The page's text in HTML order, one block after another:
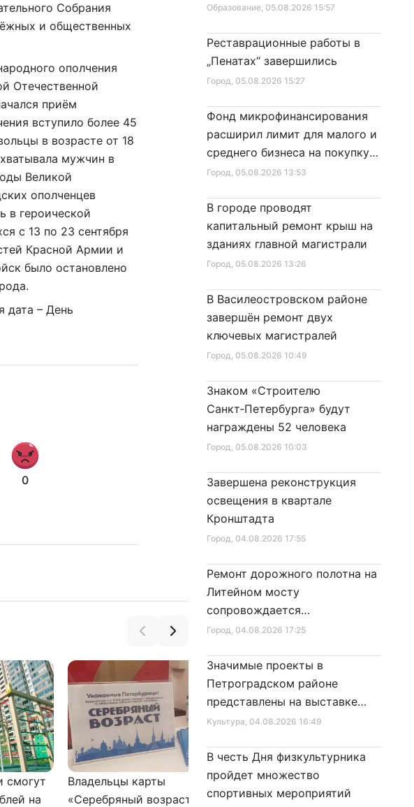
Собрания
и общественных
ополчения
Отечественной
приём
вступило более 45
в возрасте от 18
мужчин в
Великой
ополченцев
в героической
с 13 по 23 сентября
Красной Армии и
было остановлено
дата – День
0
смогут
на
Владельцы карты
«Серебряный возраст»
Александр Беглов подписал
Закон «О внесении изменения
Образование, 05.08.2026 15:57
Город, 05.08.2026 15:27
Реставрационные работы в
„Пенатах“ завершились
Город, 05.08.2026 13:53
Фонд микрофинансирования
расширил лимит для малого и
среднего бизнеса на покупку
специальной техники
Город, 05.08.2026 13:26
В городе проводят
капитальный ремонт крыш на
зданиях главной магистрали
Город, 05.08.2026 10:49
В Василеостровском районе
завершён ремонт двух
ключевых магистралей
Город, 05.08.2026 10:03
Знаком «Строителю
Санкт‑Петербурга» будут
награждены 52 человека
Город, 04.08.2026 17:55
Завершена реконструкция
освещения в квартале
Кронштадта
Город, 04.08.2026 17:25
Ремонт дорожного полотна на
Литейном мосту
сопровождается
реставрационными работами
Культура, 04.08.2026 16:49
Значимые проекты в
Петроградском районе
представлены на выставке
достижений
В честь Дня физкультурника
пройдет множество
спортивных мероприятий